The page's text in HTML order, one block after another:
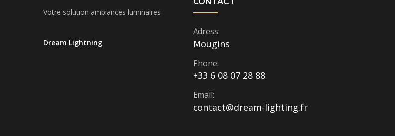
Votre solution ambiances luminaires
Dream Lightning
Adress:
Mougins
Phone:
+33 6 08 07 28 88
Email:
contact@dream-lighting.fr